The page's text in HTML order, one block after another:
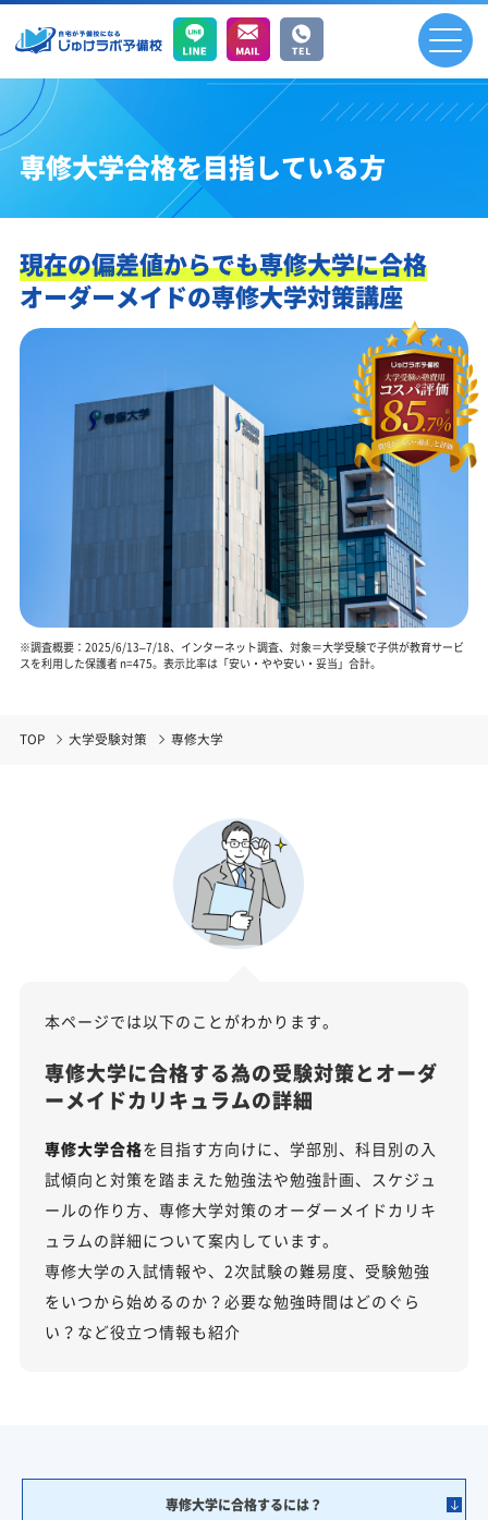
専修大学合格を目指している方
現在の偏差値からでも専修大学に合格
オーダーメイドの専修大学対策講座
※調査概要：2025/6/13–7/18、インターネット調査、対象＝大学受験で子供が教育サービ
スを利用した保護者 n=475。表示比率は「安い・やや安い・妥当」合計。
TOP 大学受験対策 専修大学
本ページでは以下のことがわかります。
専修大学に合格する為の受験対策とオーダ
ーメイドカリキュラムの詳細
専修大学合格を目指す方向けに、学部別、科目別の入
試傾向と対策を踏まえた勉強法や勉強計画、スケジュ
ールの作り方、専修大学対策のオーダーメイドカリキ
ュラムの詳細について案内しています。
専修大学の入試情報や、2次試験の難易度、受験勉強
をいつから始めるのか？必要な勉強時間はどのぐら
い？など役立つ情報も紹介
専修大学に合格するには？